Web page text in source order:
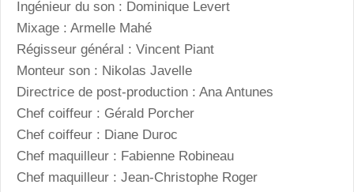
Ingénieur du son : Dominique Levert
Mixage : Armelle Mahé
Régisseur général : Vincent Piant
Monteur son : Nikolas Javelle
Directrice de post-production : Ana Antunes
Chef coiffeur : Gérald Porcher
Chef coiffeur : Diane Duroc
Chef maquilleur : Fabienne Robineau
Chef maquilleur : Jean-Christophe Roger